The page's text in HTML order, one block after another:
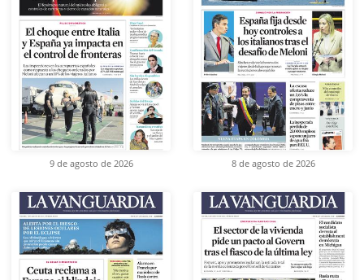
9 de agosto de 2026 8 de agosto de 2026